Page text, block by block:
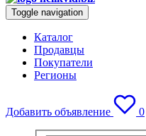
Toggle navigation
Каталог
Продавцы
Покупатели
Регионы
Добавить объявление 0